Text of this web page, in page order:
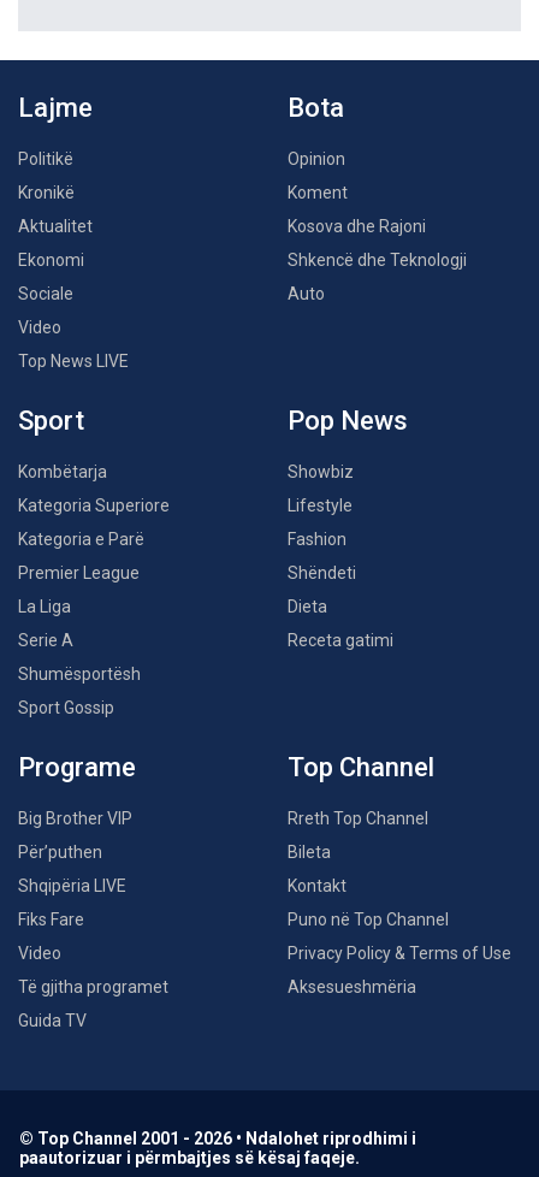
Lajme
Politikë
Kronikë
Aktualitet
Ekonomi
Sociale
Video
Top News LIVE
Bota
Opinion
Koment
Kosova dhe Rajoni
Shkencë dhe Teknologji
Auto
Sport
Kombëtarja
Kategoria Superiore
Kategoria e Parë
Premier League
La Liga
Serie A
Shumësportësh
Sport Gossip
Pop News
Showbiz
Lifestyle
Fashion
Shëndeti
Dieta
Receta gatimi
Programe
Big Brother VIP
Për’puthen
Shqipëria LIVE
Fiks Fare
Video
Të gjitha programet
Guida TV
Top Channel
Rreth Top Channel
Bileta
Kontakt
Puno në Top Channel
Privacy Policy & Terms of Use
Aksesueshmëria
© Top Channel 2001 - 2026 • Ndalohet riprodhimi i
paautorizuar i përmbajtjes së kësaj faqeje.